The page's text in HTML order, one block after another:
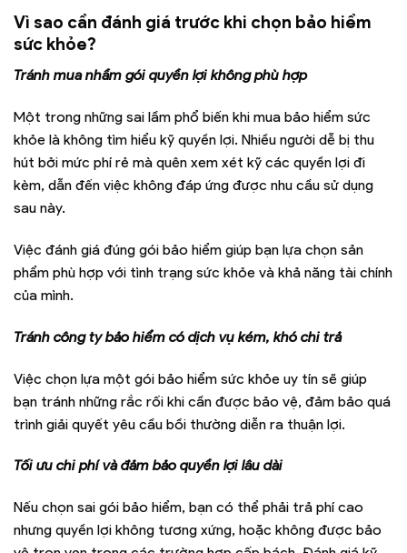
Vì sao cần đánh giá trước khi chọn bảo hiểm
sức khỏe?
Tránh mua nhầm gói quyền lợi không phù hợp
Một trong những sai lầm phổ biến khi mua bảo hiểm sức
khỏe là không tìm hiểu kỹ quyền lợi. Nhiều người dễ bị thu
hút bởi mức phí rẻ mà quên xem xét kỹ các quyền lợi đi
kèm, dẫn đến việc không đáp ứng được nhu cầu sử dụng
sau này.
Việc đánh giá đúng gói bảo hiểm giúp bạn lựa chọn sản
phẩm phù hợp với tình trạng sức khỏe và khả năng tài chính
của mình.
Tránh công ty bảo hiểm có dịch vụ kém, khó chi trả
Việc chọn lựa một gói bảo hiểm sức khỏe uy tín sẽ giúp
bạn tránh những rắc rối khi cần được bảo vệ, đảm bảo quá
trình giải quyết yêu cầu bồi thường diễn ra thuận lợi.
Tối ưu chi phí và đảm bảo quyền lợi lâu dài
Nếu chọn sai gói bảo hiểm, bạn có thể phải trả phí cao
nhưng quyền lợi không tương xứng, hoặc không được bảo